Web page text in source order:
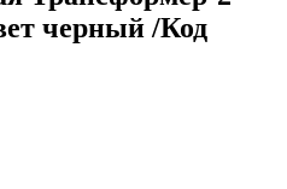
черный /Код